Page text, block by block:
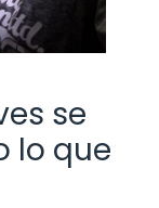
se
lo que